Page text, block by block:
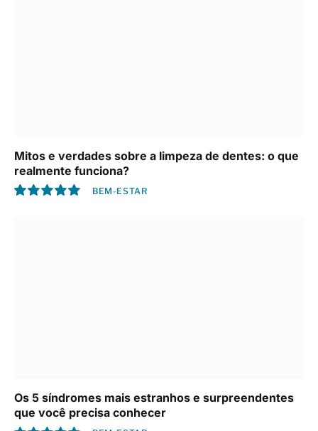
Mitos e verdades sobre a limpeza de dentes: o que
realmente funciona?
BEM-ESTAR
Os 5 síndromes mais estranhos e surpreendentes
que você precisa conhecer